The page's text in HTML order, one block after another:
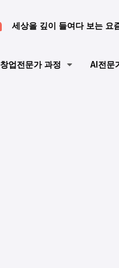
세상을 깊이 들여다 보는 요
창업전문가 과정 AI전문